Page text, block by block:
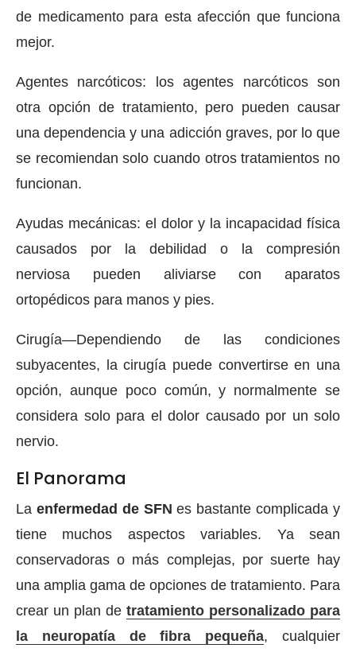
de medicamento para esta afección que funciona
mejor.
Agentes narcóticos: los agentes narcóticos son
otra opción de tratamiento, pero pueden causar
una dependencia y una adicción graves, por lo que
se recomiendan solo cuando otros tratamientos no
funcionan.
Ayudas mecánicas: el dolor y la incapacidad física
causados por la debilidad o la compresión
nerviosa pueden aliviarse con aparatos
ortopédicos para manos y pies.
Cirugía—Dependiendo de las condiciones
subyacentes, la cirugía puede convertirse en una
opción, aunque poco común, y normalmente se
considera solo para el dolor causado por un solo
nervio.
El Panorama
La enfermedad de SFN es bastante complicada y
tiene muchos aspectos variables. Ya sean
conservadoras o más complejas, por suerte hay
una amplia gama de opciones de tratamiento. Para
crear un plan de tratamiento personalizado para
la neuropatía de fibra pequeña, cualquier